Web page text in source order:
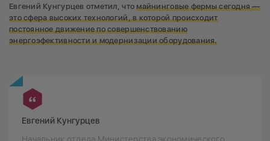
Евгений Кунгурцев отметил, чтомайнинговые фермы сегодня —
это сфера высоких технологий, в которой происходит
постоянное движение по совершенствованию
энергоэфективности и модернизации оборудования.
Евгений Кунгурцев
Начальник отдела Министерства экономического